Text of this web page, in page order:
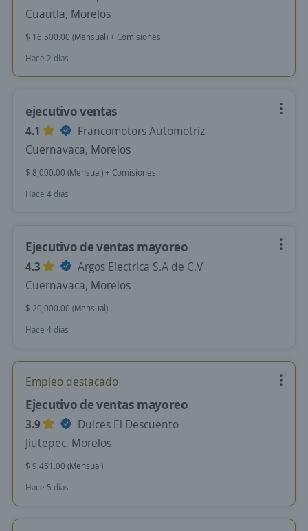
Cuautla, Morelos
$ 16,500.00 (Mensual) + Comisiones
Hace 2 días
ejecutivo ventas
4.1
Francomotors Automotriz
Cuernavaca, Morelos
$ 8,000.00 (Mensual) + Comisiones
Hace 4 días
Ejecutivo de ventas mayoreo
4.3
Argos Electrica S.A de C.V
Cuernavaca, Morelos
$ 20,000.00 (Mensual)
Hace 4 días
Empleo destacado
Ejecutivo de ventas mayoreo
3.9
Dulces El Descuento
Jiutepec, Morelos
$ 9,451.00 (Mensual)
Hace 5 días